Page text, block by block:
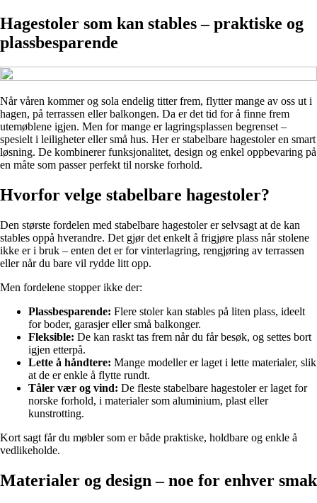
Hagestoler som kan stables – praktiske og
plassbesparende
Når våren kommer og sola endelig titter frem, flytter mange av oss ut i
hagen, på terrassen eller balkongen. Da er det tid for å finne frem
utemøblene igjen. Men for mange er lagringsplassen begrenset –
spesielt i leiligheter eller små hus. Her er stabelbare hagestoler en smart
løsning. De kombinerer funksjonalitet, design og enkel oppbevaring på
en måte som passer perfekt til norske forhold.
Hvorfor velge stabelbare hagestoler?
Den største fordelen med stabelbare hagestoler er selvsagt at de kan
stables oppå hverandre. Det gjør det enkelt å frigjøre plass når stolene
ikke er i bruk – enten det er for vinterlagring, rengjøring av terrassen
eller når du bare vil rydde litt opp.
Men fordelene stopper ikke der:
Plassbesparende: Flere stoler kan stables på liten plass, ideelt
for boder, garasjer eller små balkonger.
Fleksible: De kan raskt tas frem når du får besøk, og settes bort
igjen etterpå.
Lette å håndtere: Mange modeller er laget i lette materialer, slik
at de er enkle å flytte rundt.
Tåler vær og vind: De fleste stabelbare hagestoler er laget for
norske forhold, i materialer som aluminium, plast eller
kunstrotting.
Kort sagt får du møbler som er både praktiske, holdbare og enkle å
vedlikeholde.
Materialer og design – noe for enhver smak